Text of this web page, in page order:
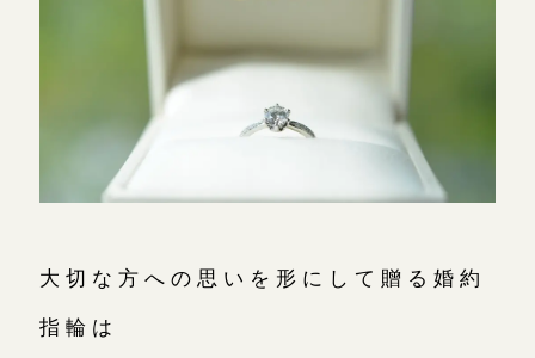
大切な方への思いを形にして贈る婚約
指輪は